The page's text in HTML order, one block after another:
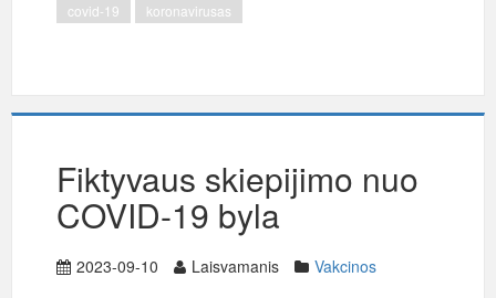
covid-19 koronavirusas
Fiktyvaus skiepijimo nuo
COVID-19 byla
2023-09-10 Laisvamanis
Vakcinos